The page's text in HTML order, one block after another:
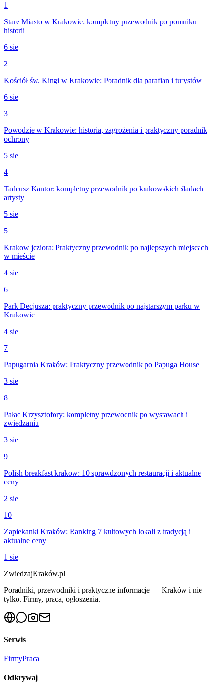
1
Stare Miasto w Krakowie: kompletny przewodnik po pomniku
historii
6 sie
2
Kościół św. Kingi w Krakowie: Poradnik dla parafian i turystów
6 sie
3
Powodzie w Krakowie: historia, zagrożenia i praktyczny poradnik
ochrony
5 sie
4
Tadeusz Kantor: kompletny przewodnik po krakowskich śladach
artysty
5 sie
5
Krakow jeziora: Praktyczny przewodnik po najlepszych miejscach
w mieście
4 sie
6
Park Decjusza: praktyczny przewodnik po najstarszym parku w
Krakowie
4 sie
7
Papugarnia Kraków: Praktyczny przewodnik po Papuga House
3 sie
8
Pałac Krzysztofory: kompletny przewodnik po wystawach i
zwiedzaniu
3 sie
9
Polish breakfast krakow: 10 sprawdzonych restauracji i aktualne
ceny
2 sie
10
Zapiekanki Kraków: Ranking 7 kultowych lokali z tradycją i
aktualne ceny
1 sie
ZwiedzajKraków.pl
Poradniki, przewodniki i praktyczne informacje — Kraków i nie
tylko. Firmy, praca, ogłoszenia.
Serwis
FirmyPraca
Odkrywaj